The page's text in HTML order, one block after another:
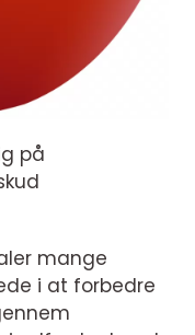
på
mange
i at forbedre